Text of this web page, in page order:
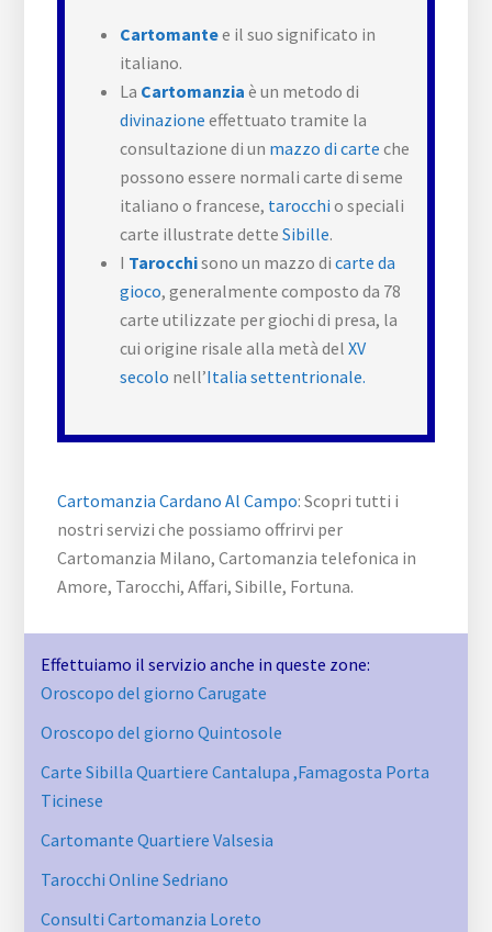
Cartomantee il suo significato in
italiano.
La Cartomanzia è un metodo di
divinazione effettuato tramite la
consultazione di un mazzo di carte che
possono essere normali carte di seme
italiano o francese, tarocchi o speciali
carte illustrate detteSibille.
I Tarocchisono un mazzo dicarte da
gioco, generalmente composto da 78
carte utilizzate per giochi di presa, la
cui origine risale alla metà delXV
secolo nell’Italia settentrionale.
Cartomanzia Cardano Al Campo: Scopri tutti i
nostri servizi che possiamo offrirvi per
Cartomanzia Milano, Cartomanzia telefonica in
Amore, Tarocchi, Affari, Sibille, Fortuna.
Effettuiamo il servizio anche in queste zone:
Oroscopo del giorno Carugate
Oroscopo del giorno Quintosole
Carte Sibilla Quartiere Cantalupa ​,Famagosta​ Porta
Ticinese
Cartomante Quartiere Valsesia
Tarocchi Online Sedriano
Consulti Cartomanzia Loreto